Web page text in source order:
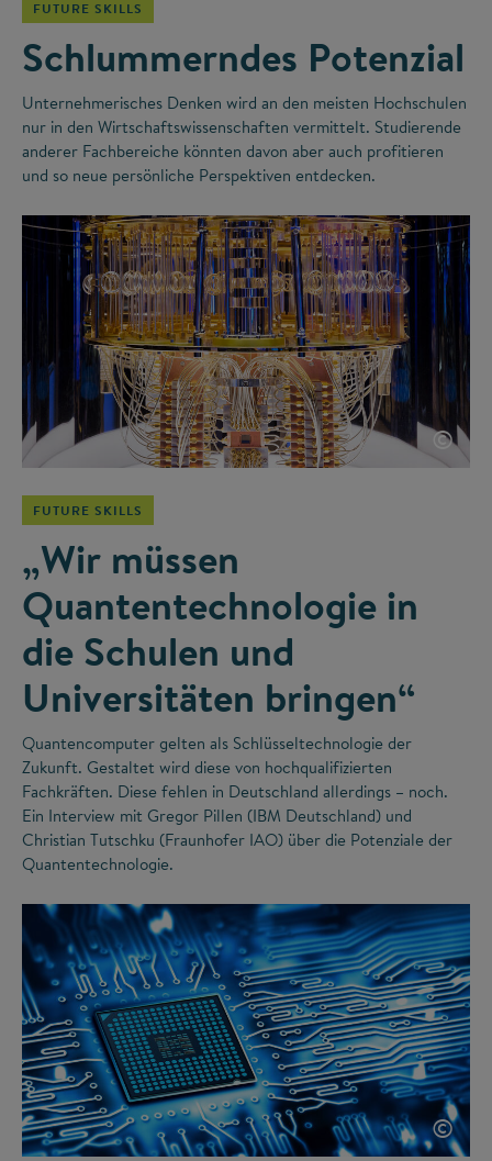
FUTURE SKILLS
Schlummerndes Potenzial
Unternehmerisches Denken wird an den meisten Hochschulen
nur in den Wirtschaftswissenschaften vermittelt. Studierende
anderer Fachbereiche könnten davon aber auch profitieren
und so neue persönliche Perspektiven entdecken.
©
FUTURE SKILLS
„Wir müssen
Quantentechnologie in
die Schulen und
Universitäten bringen“
Quantencomputer gelten als Schlüsseltechnologie der
Zukunft. Gestaltet wird diese von hochqualifizierten
Fachkräften. Diese fehlen in Deutschland allerdings – noch.
Ein Interview mit Gregor Pillen (IBM Deutschland) und
Christian Tutschku (Fraunhofer IAO) über die Potenziale der
Quantentechnologie.
©